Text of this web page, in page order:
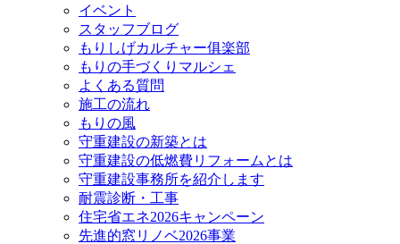
イベント
スタッフブログ
もりしげカルチャー俱楽部
もりの手づくりマルシェ
よくある質問
施工の流れ
もりの風
守重建設の新築とは
守重建設の低燃費リフォームとは
守重建設事務所を紹介します
耐震診断・工事
住宅省エネ2026キャンペーン
先進的窓リノベ2026事業